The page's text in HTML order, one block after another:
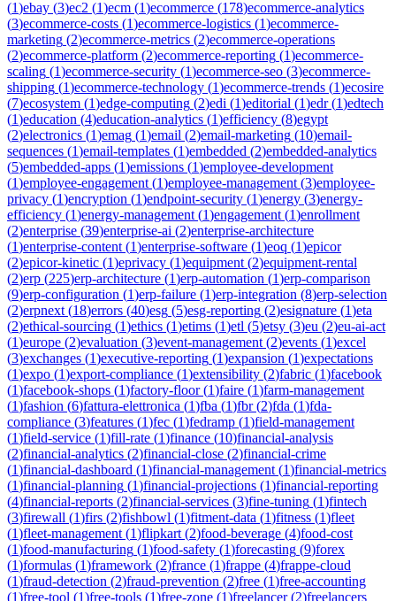
(1)ebay (3)ec2 (1)ecm (1)ecommerce (178)ecommerce-analytics
(3)ecommerce-costs (1)ecommerce-logistics (1)ecommerce-
marketing (2)ecommerce-metrics (2)ecommerce-operations
(2)ecommerce-platform (2)ecommerce-reporting (1)ecommerce-
scaling (1)ecommerce-security (1)ecommerce-seo (3)ecommerce-
shipping (1)ecommerce-technology (1)ecommerce-trends (1)ecosire
(7)ecosystem (1)edge-computing (2)edi (1)editorial (1)edr(1)edtech
(1)education (4)education-analytics (1)efficiency (8)egypt
(2)electronics (1)emag (1)email (2)email-marketing (10)email-
sequences (1)email-templates (1)embedded (2)embedded-analytics
(5)embedded-apps (1)emissions (1)employee-development
(1)employee-engagement (1)employee-management (3)employee-
privacy (1)encryption (1)endpoint-security (1)energy (3)energy-
efficiency (1)energy-management (1)engagement (1)enrollment
(2)enterprise (39)enterprise-ai (2)enterprise-architecture
(1)enterprise-content (1)enterprise-software (1)eoq (1)epicor
(2)epicor-kinetic (1)eprivacy (1)equipment (2)equipment-rental
(2)erp (225)erp-architecture (1)erp-automation (1)erp-comparison
(9)erp-configuration (1)erp-failure (1)erp-integration (8)erp-selection
(2)erpnext (18)errors (40)esg (5)esg-reporting (2)esignature (1)eta
(2)ethical-sourcing (1)ethics (1)etims (1)etl (5)etsy (3)eu (2)eu-ai-act
(1)europe (2)evaluation (3)event-management (2)events (1)excel
(3)exchanges (1)executive-reporting (1)expansion (1)expectations
(1)expo (1)export-compliance (1)extensibility (2)fabric (1)facebook
(1)facebook-shops (1)factory-floor(1)faire (1)farm-management
(1)fashion (6)fattura-elettronica (1)fba (1)fbr(2)fda (1)fda-
compliance (3)features (1)fec (1)fedramp (1)field-management
(1)field-service (1)fill-rate (1)finance (10)financial-analysis
(2)financial-analytics (2)financial-close (2)financial-crime
(1)financial-dashboard (1)financial-management (1)financial-metrics
(1)financial-planning (1)financial-projections (1)financial-reporting
(4)financial-reports (2)financial-services (3)fine-tuning (1)fintech
(3)firewall (1)firs (2)fishbowl (1)fitment-data (1)fitness (1)fleet
(1)fleet-management (1)flipkart (2)food-beverage (4)food-cost
(1)food-manufacturing (1)food-safety (1)forecasting (9)forex
(1)formulas (1)framework (2)france (1)frappe (4)frappe-cloud
(1)fraud-detection (2)fraud-prevention (2)free (1)free-accounting
(1)free-tool (1)free-tools (1)free-zone (1)freelancer(2)freelancers